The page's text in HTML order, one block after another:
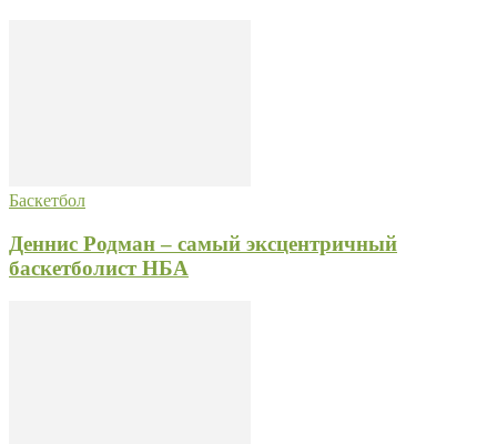
Баскетбол
Деннис Родман – самый эксцентричный
баскетболист НБА